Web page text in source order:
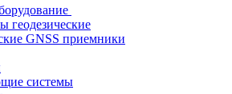
геодезические
GNSS приемники
системы